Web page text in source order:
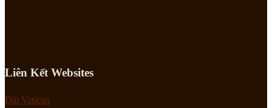
Liên Kết Websites
Đài Vatican